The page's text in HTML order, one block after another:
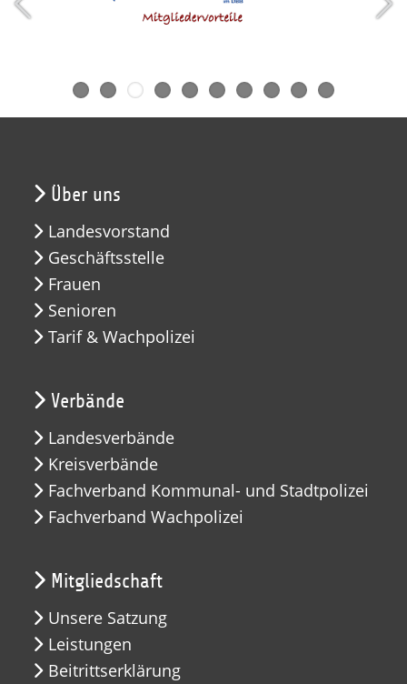
Über uns
Landesvorstand
Geschäftsstelle
Frauen
Senioren
Tarif & Wachpolizei
Verbände
Landesverbände
Kreisverbände
Fachverband Kommunal- und Stadtpolizei
Fachverband Wachpolizei
Mitgliedschaft
Unsere Satzung
Leistungen
Beitrittserklärung